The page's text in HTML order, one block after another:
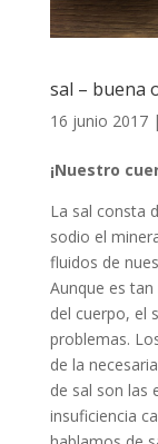
sal – buena
16 junio 2017|
¡Nuestro
La sal consta
sodio el
fluidos de
Aunque es
del cuerpo, el
problemas.
de la
de sal son las
insuficiencia